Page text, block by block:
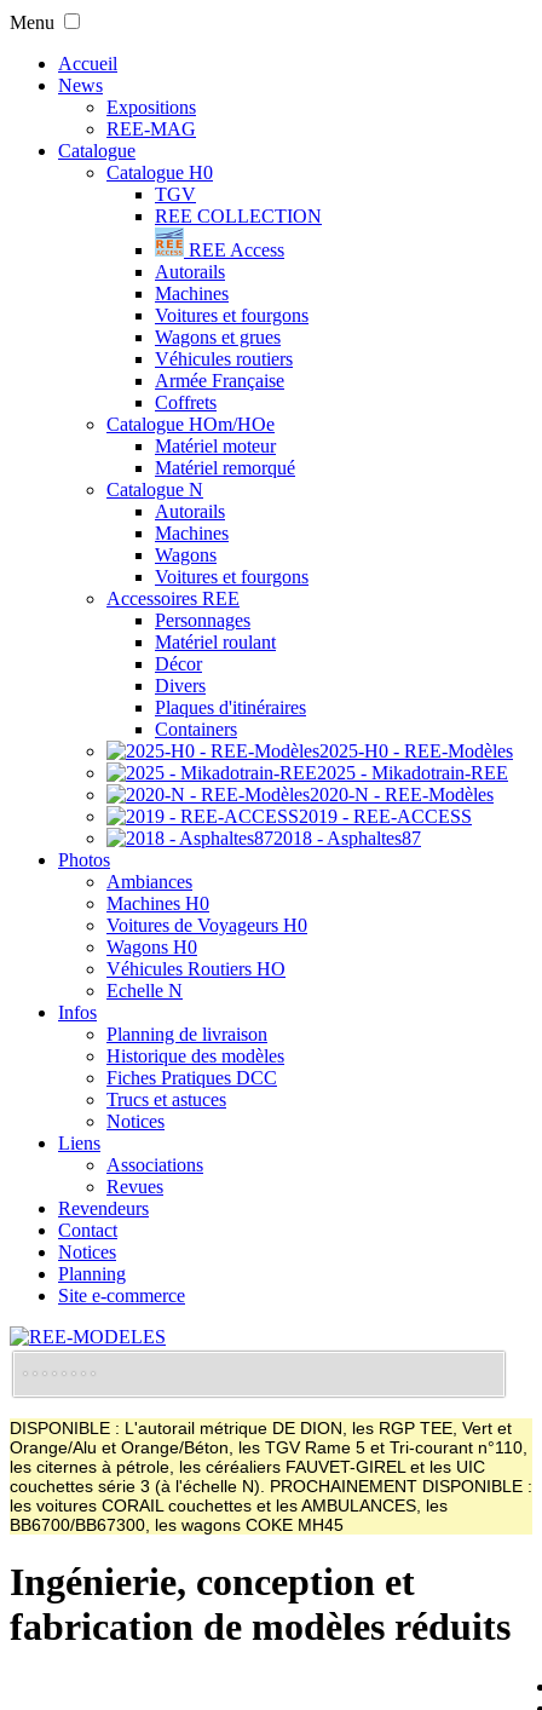
Menu
Accueil
News
Expositions
REE-MAG
Catalogue
Catalogue H0
TGV
REE COLLECTION
REE Access
Autorails
Machines
Voitures et fourgons
Wagons et grues
Véhicules routiers
Armée Française
Coffrets
Catalogue HOm/HOe
Matériel moteur
Matériel remorqué
Catalogue N
Autorails
Machines
Wagons
Voitures et fourgons
Accessoires REE
Personnages
Matériel roulant
Décor
Divers
Plaques d'itinéraires
Containers
2025-H0 - REE-Modèles
2025 - Mikadotrain-REE
2020-N - REE-Modèles
2019 - REE-ACCESS
2018 - Asphaltes87
Photos
Ambiances
Machines H0
Voitures de Voyageurs H0
Wagons H0
Véhicules Routiers HO
Echelle N
Infos
Planning de livraison
Historique des modèles
Fiches Pratiques DCC
Trucs et astuces
Notices
Liens
Associations
Revues
Revendeurs
Contact
Notices
Planning
Site e-commerce
DISPONIBLE : L'autorail métrique DE DION, les RGP TEE, Vert et
Orange/Alu et Orange/Béton, les TGV Rame 5 et Tri-courant n°110,
les citernes à pétrole, les céréaliers FAUVET-GIREL et les UIC
couchettes série 3 (à l'échelle N). PROCHAINEMENT DISPONIBLE :
les voitures CORAIL couchettes et les AMBULANCES, les
BB6700/BB67300, les wagons COKE MH45
Ingénierie, conception et
fabrication de modèles réduits